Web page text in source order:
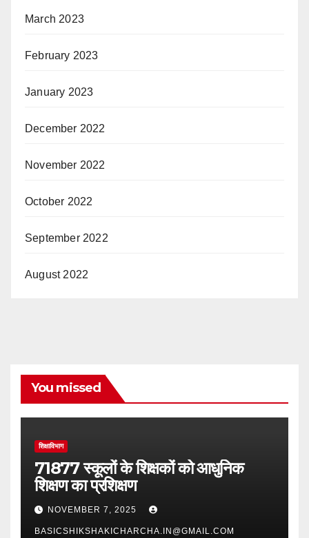
March 2023
February 2023
January 2023
December 2022
November 2022
October 2022
September 2022
August 2022
You missed
शिक्षाविभाग
71877 स्कूलों के शिक्षकों को आधुनिक
शिक्षण का प्रशिक्षण
NOVEMBER 7, 2025
BASICSHIKSHAKICHARCHA.IN@GMAIL.COM